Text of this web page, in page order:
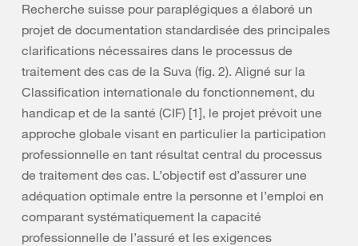
Recherche suisse pour paraplégiques a élaboré un
projet de documentation standardisée des principales
clarifications nécessaires dans le processus de
traitement des cas de la Suva (fig. 2). Aligné sur la
Classification internationale du fonctionnement, du
handicap et de la santé (CIF) [1], le projet prévoit une
approche globale visant en particulier la participation
professionnelle en tant résultat central du processus
de traitement des cas. L’objectif est d’assurer une
adéquation optimale entre la personne et l’emploi en
comparant systématiquement la capacité
professionnelle de l’assuré et les exigences